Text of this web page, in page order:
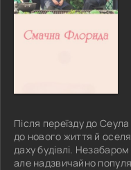
Після переїзду до
до нового життя й
даху будівлі.
але надзвичайно